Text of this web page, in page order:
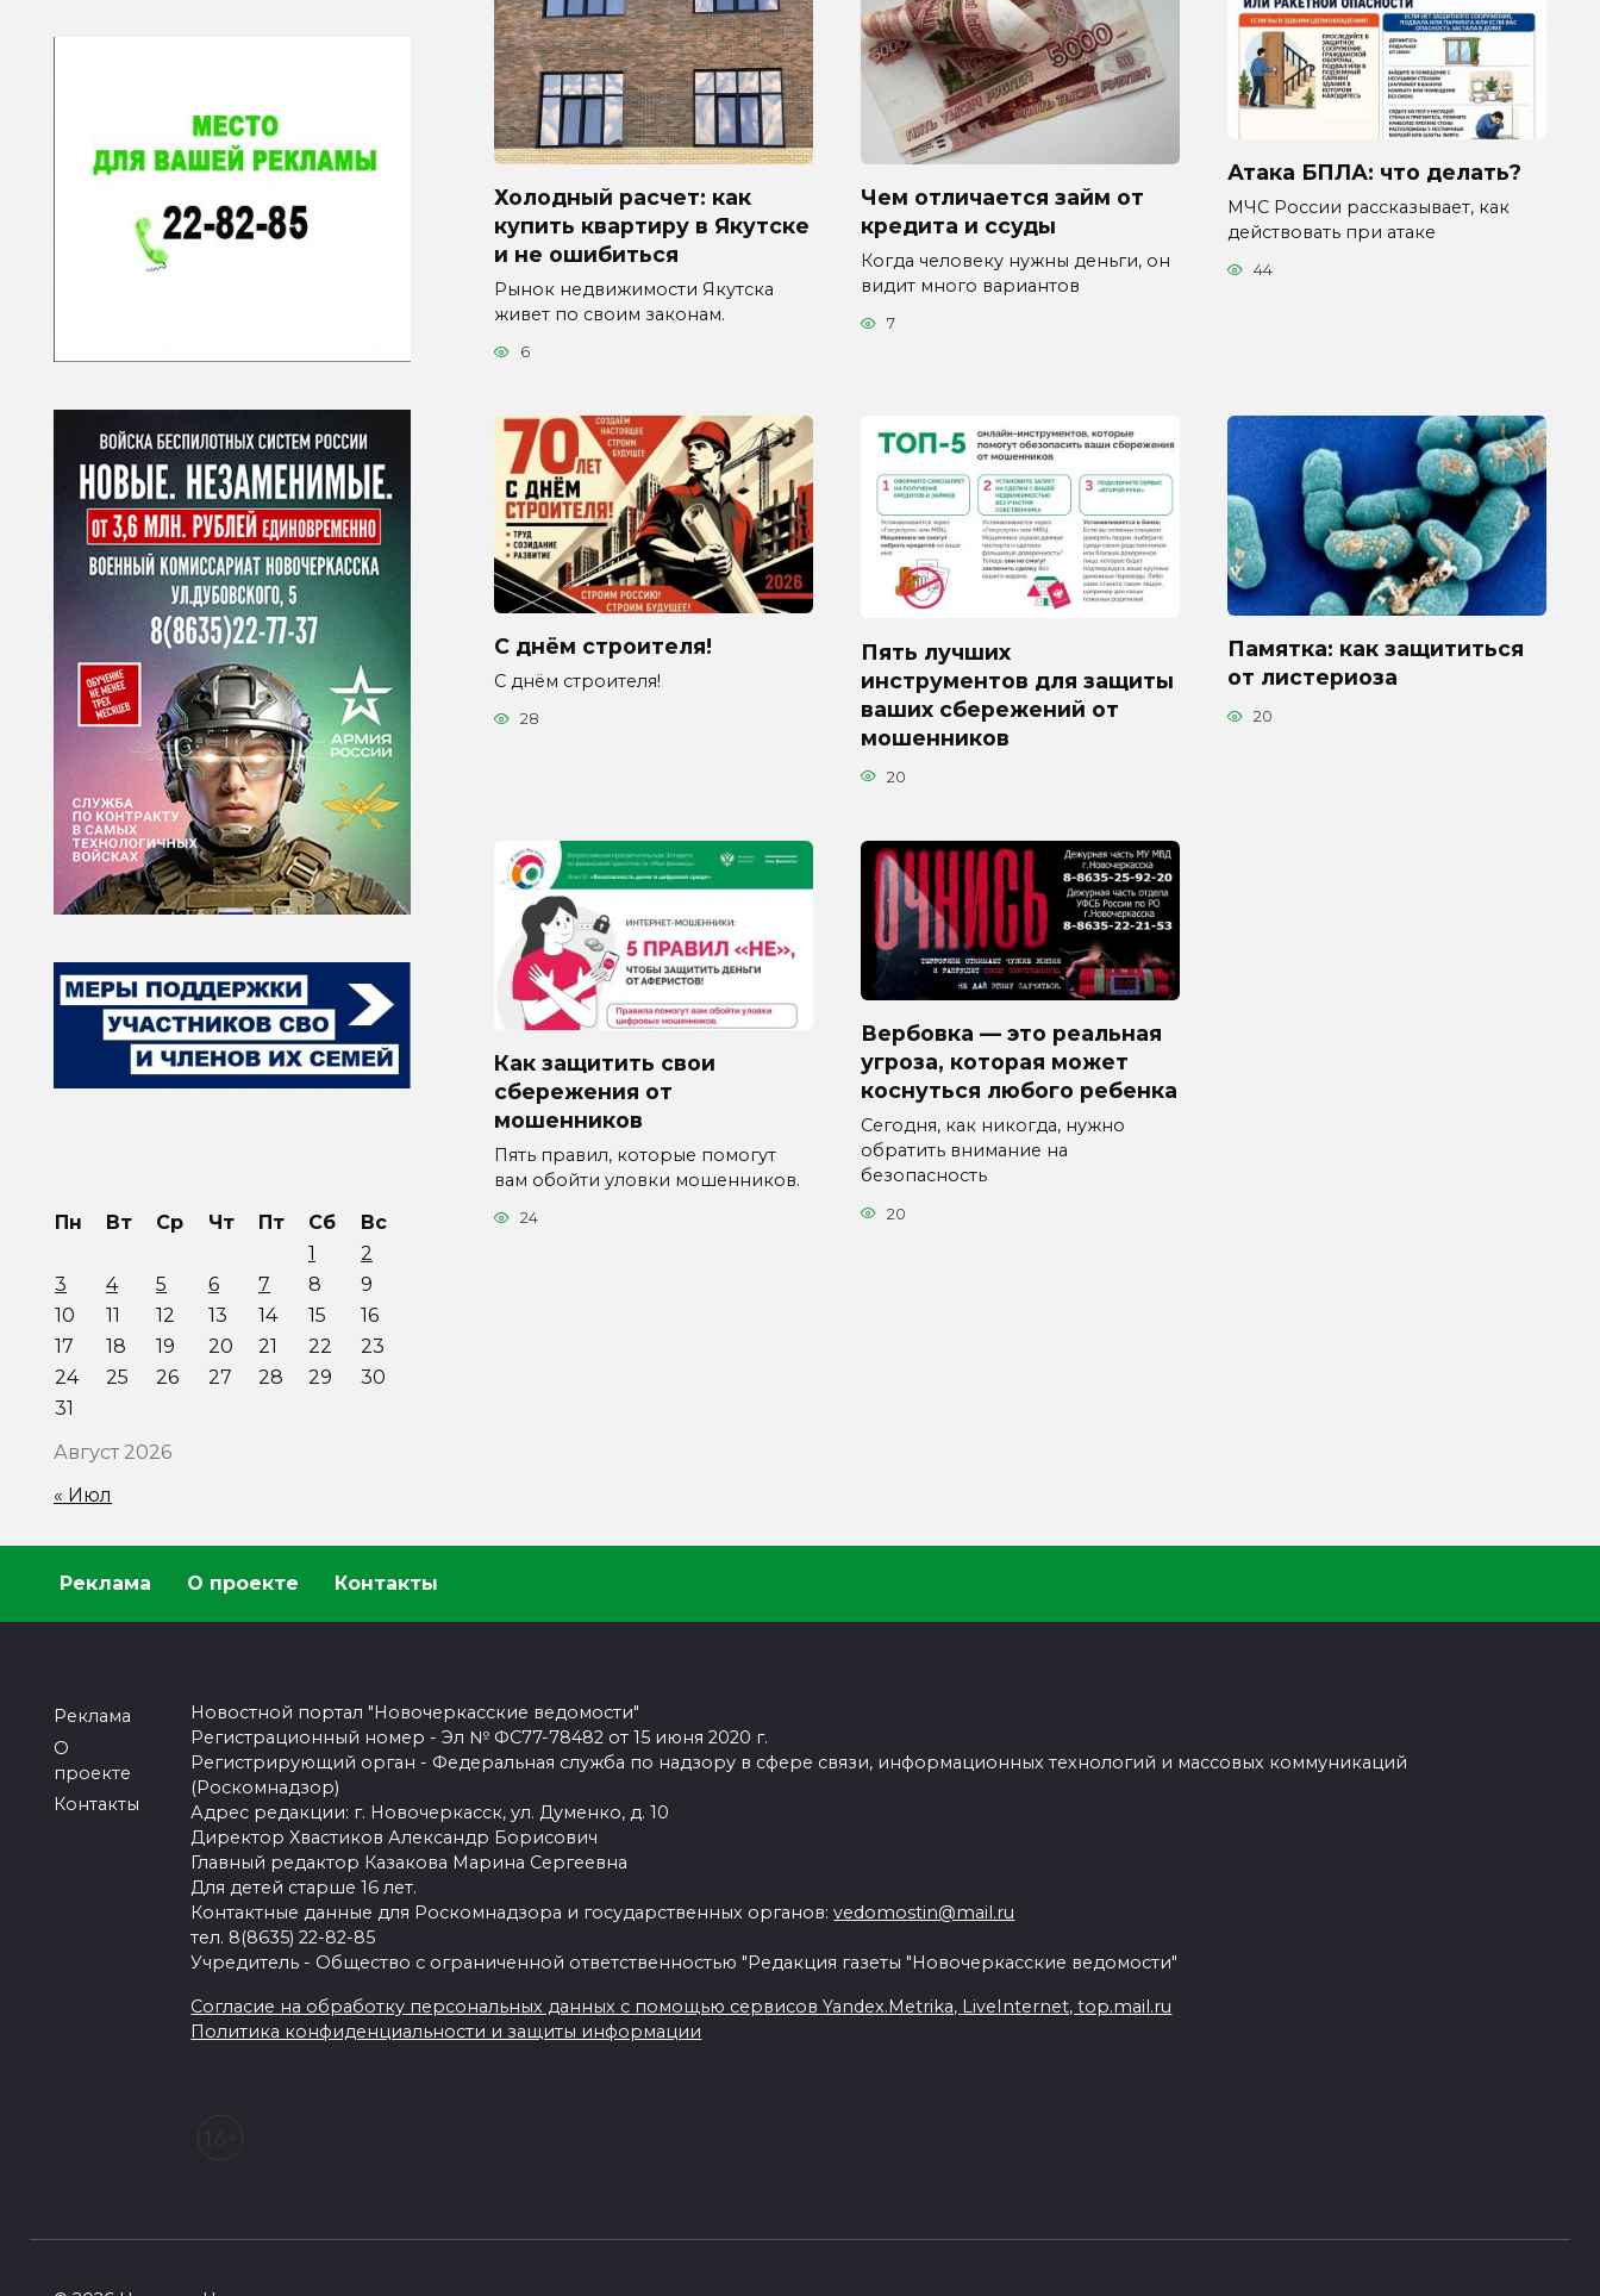
Холодный расчет: как
купить квартиру в Якутске
и не ошибиться
Рынок недвижимости Якутска
живет по своим законам.
6
Чем отличается займ от
кредита и ссуды
Когда человеку нужны деньги, он
видит много вариантов
7
Атака БПЛА: что делать?
МЧС России рассказывает, как
действовать при атаке
44
С днём строителя!
С днём строителя!
28
Пять лучших
инструментов для защиты
ваших сбережений от
мошенников
20
Памятка: как защититься
от листериоза
20
Как защитить свои
сбережения от
мошенников
Пять правил, которые помогут
вам обойти уловки мошенников.
24
Вербовка — это реальная
угроза, которая может
коснуться любого ребенка
Сегодня, как никогда, нужно
обратить внимание на
безопасность
20
Август 2026
Пн Вт Ср Чт Пт Сб
Вс
1
2
3
4 5 6 7 8
9
10
11 12 13 14 15
16
17
18 19 20 21 22
23
24
25 26 27 28 29
30
31
« Июл
Реклама О проекте Контакты
Реклама
О
проекте
Контакты
Новостной портал "Новочеркасские ведомости"
Регистрационный номер - Эл № ФС77-78482 от 15 июня 2020 г.
Регистрирующий орган - Федеральная служба по надзору в сфере связи, информационных технологий и массовых коммуникаций
(Роскомнадзор)
Адрес редакции: г. Новочеркасск, ул. Думенко, д. 10
Директор Хвастиков Александр Борисович
Главный редактор Казакова Марина Сергеевна
Для детей старше 16 лет.
Контактные данные для Роскомнадзора и государственных органов:vedomostin@mail.ru
тел. 8(8635) 22-82-85
Учредитель - Общество с ограниченной ответственностью "Редакция газеты "Новочеркасские ведомости"
Согласие на обработку персональных данных с помощью сервисов Yandex.Metrika, LiveInternet, top.mail.ru
Политика конфиденциальности и защиты информации